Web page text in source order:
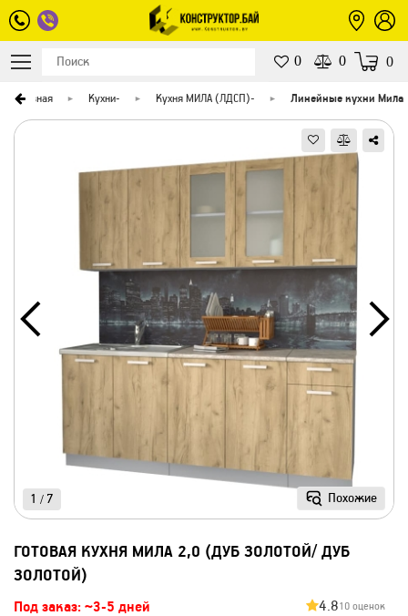
0 0 0
Главная Кухни- Кухня МИЛА (ЛДСП)- Линейные кухни Мила
Похожие
1 / 7
ГОТОВАЯ КУХНЯ МИЛА 2,0 (ДУБ ЗОЛОТОЙ/ ДУБ
ЗОЛОТОЙ)
Под заказ: ~3-5 дней 4.810 оценок